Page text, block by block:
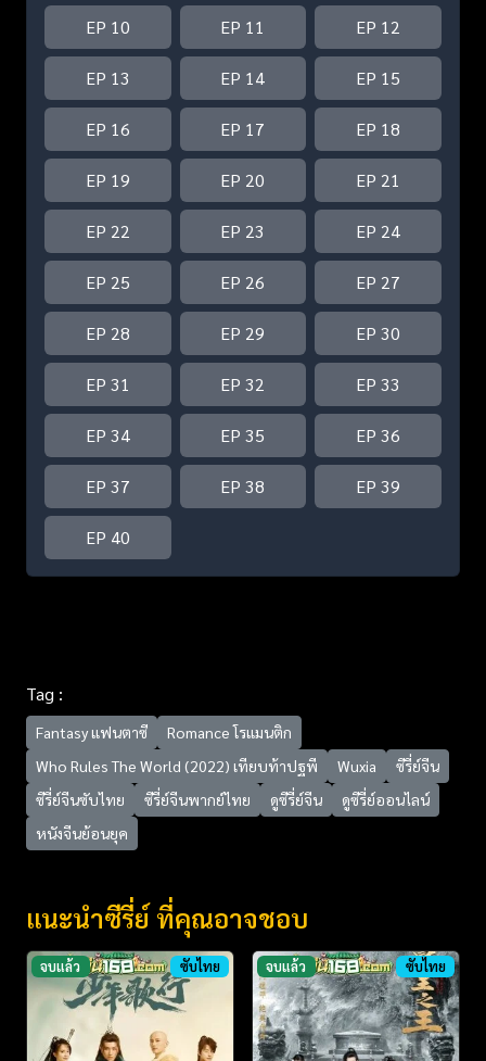
EP 10 EP 11 EP 12
EP 13 EP 14 EP 15
EP 16 EP 17 EP 18
EP 19 EP 20 EP 21
EP 22 EP 23 EP 24
EP 25 EP 26 EP 27
EP 28 EP 29 EP 30
EP 31 EP 32 EP 33
EP 34 EP 35 EP 36
EP 37 EP 38 EP 39
EP 40
Tag :
Fantasy แฟนตาซี
Romance โรแมนติก
Who Rules The World (2022) เทียบท้าปฐพี
Wuxia
ซีรี่ย์จีน
ซีรี่ย์จีนซับไทย
ซีรี่ย์จีนพากย์ไทย ดูซีรี่ย์จีน
ดูซีรี่ย์ออนไลน์
หนังจีนย้อนยุค
แนะนำซีรี่ย์ ที่คุณอาจชอบ
จบแล้ว ซับไทย จบแล้ว ซับไทย